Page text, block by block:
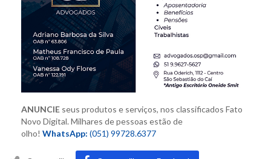
ANUNCIE seus produtos e serviços, nos classificados Fato
Novo Digital. Milhares de pessoas estão de
olho! WhatsApp: (051) 99728.6377